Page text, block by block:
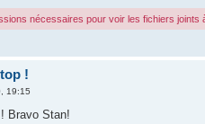
nécessaires pour voir les fichiers joints
!
19:15
Bravo Stan!